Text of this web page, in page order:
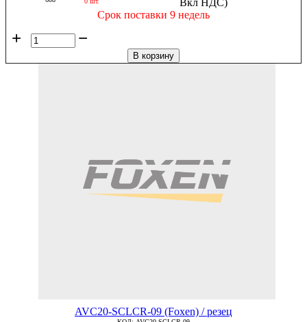
Срок поставки 9 недель
+ −
В корзину
AVC20-SCLCR-09 (Foxen) / резец